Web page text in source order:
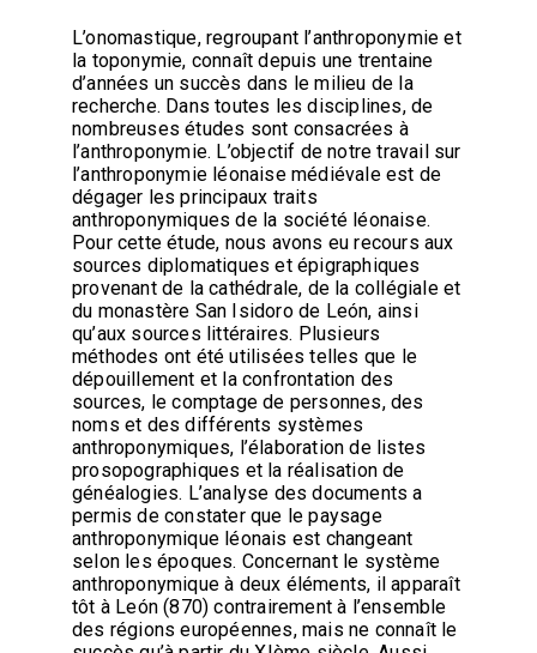
L’onomastique, regroupant l’anthroponymie et
la toponymie, connaît depuis une trentaine
d’années un succès dans le milieu de la
recherche. Dans toutes les disciplines, de
nombreuses études sont consacrées à
l’anthroponymie. L’objectif de notre travail sur
l’anthroponymie léonaise médiévale est de
dégager les principaux traits
anthroponymiques de la société léonaise.
Pour cette étude, nous avons eu recours aux
sources diplomatiques et épigraphiques
provenant de la cathédrale, de la collégiale et
du monastère San Isidoro de León, ainsi
qu’aux sources littéraires. Plusieurs
méthodes ont été utilisées telles que le
dépouillement et la confrontation des
sources, le comptage de personnes, des
noms et des différents systèmes
anthroponymiques, l’élaboration de listes
prosopographiques et la réalisation de
généalogies. L’analyse des documents a
permis de constater que le paysage
anthroponymique léonais est changeant
selon les époques. Concernant le système
anthroponymique à deux éléments, il apparaît
tôt à León (870) contrairement à l’ensemble
des régions européennes, mais ne connaît le